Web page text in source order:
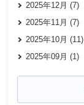
2025年12月 (7)
2025年11月 (7)
2025年10月 (11)
2025年09月 (1)